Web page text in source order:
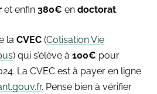
et enfin 380€ en doctorat.
la CVEC (Cotisation Vie
) qui s’élève à 100€ pour
La CVEC est à payer en ligne
. Pense bien à vérifier